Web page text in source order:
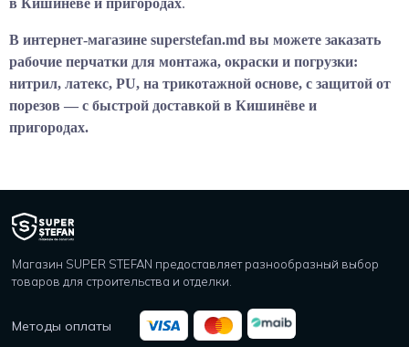
В интернет-магазине superstefan.md вы можете заказать
рабочие перчатки для монтажа, окраски и погрузки:
нитрил, латекс, PU, на трикотажной основе, с защитой от
порезов — с быстрой доставкой в Кишинёве и
пригородах.
Магазин SUPER STEFAN предоставляет разнообразный выбор
товаров для строительства и отделки.
Методы оплаты